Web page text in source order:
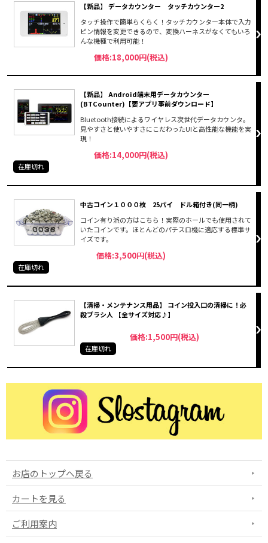
【新品】 データカウンター タッチカウンター2
タッチ操作で簡単らくらく！タッチカウンター本体で入力
ピン情報を変更できるので、変換ハーネスがなくてもいろ
んな機種で利用可能！
価格:18,000円(税込)
【新品】 Android端末用データカウンター
(BTCounter)【要アプリ事前ダウンロード】
Bluetooth接続によるワイヤレス次世代データカウンタ。
見やすさと使いやすさにこだわったUIと高性能な機能を実
現！
価格:14,000円(税込)
在庫切れ
中古コイン１０００枚 25パイ ドル箱付き(同一柄)
コイン有り派の方はこちら！実際のホールでも使用されて
いたコインです。ほとんどのパチスロ機に適応する標準サ
イズです。
価格:3,500円(税込)
在庫切れ
【清掃・メンテナンス用品】 コイン投入口の清掃に！必
殺ブラシ人 【全サイズ対応♪】
価格:1,500円(税込)
在庫切れ
お店のトップへ戻る
カートを見る
ご利用案内